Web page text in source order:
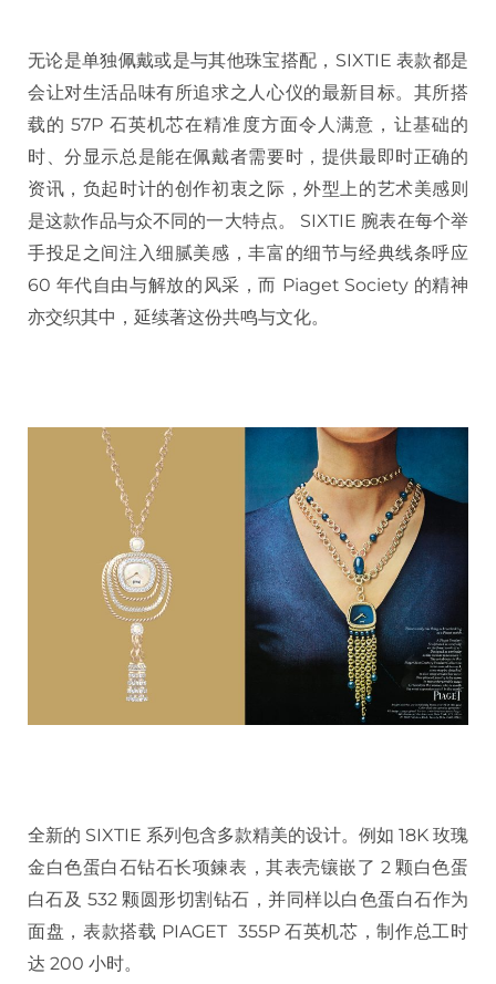
无论是单独佩戴或是与其他珠宝搭配，SIXTIE 表款都是
会让对生活品味有所追求之人心仪的最新目标。其所搭
载的 57P 石英机芯在精准度方面令人满意，让基础的
时、分显示总是能在佩戴者需要时，提供最即时正确的
资讯，负起时计的创作初衷之际，外型上的艺术美感则
是这款作品与众不同的一大特点。 SIXTIE 腕表在每个举
手投足之间注入细腻美感，丰富的细节与经典线条呼应
60 年代自由与解放的风采，而 Piaget Society 的精神
亦交织其中，延续著这份共鸣与文化。
全新的 SIXTIE 系列包含多款精美的设计。例如 18K 玫瑰
金白色蛋白石钻石长项鍊表，其表壳镶嵌了 2 颗白色蛋
白石及 532 颗圆形切割钻石，并同样以白色蛋白石作为
面盘，表款搭载 PIAGET 355P 石英机芯，制作总工时
达 200 小时。